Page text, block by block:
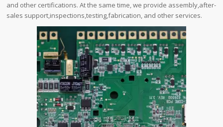
and other certifications. At the same time, we provide assembly,after-
sales support,inspections,testing,fabrication, and other services.